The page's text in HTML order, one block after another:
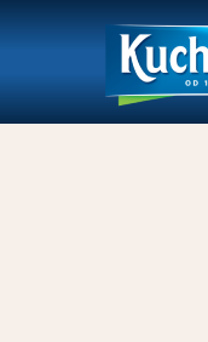
Skip
content